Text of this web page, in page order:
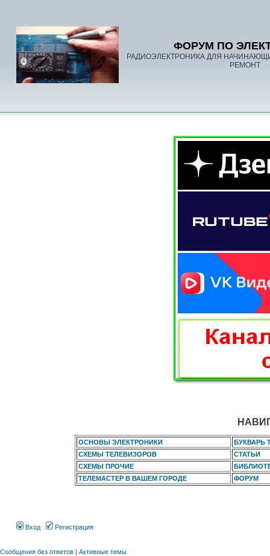
ФОРУМ ПО
РАДИОЭЛЕКТРОНИКА ДЛЯ
РЕМОНТ
ОСНОВЫ ЭЛЕКТРОНИКИ
БУКВАРЬ
СХЕМЫ ТЕЛЕВИЗОРОВ
СТАТЬИ
СХЕМЫ ПРОЧИЕ
ТЕЛЕМАСТЕР В ВАШЕМ ГОРОДЕ
ФОРУМ
Вход Регистрация
Сообщения без ответов | Активные темы